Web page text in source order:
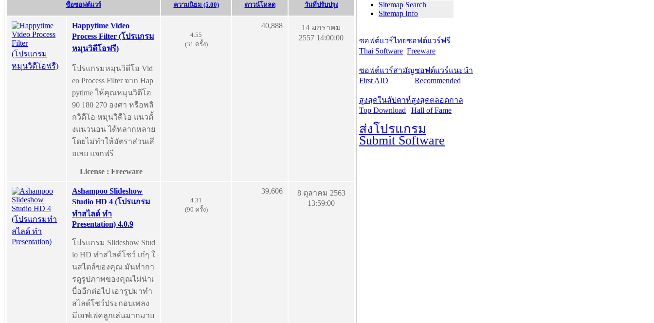
ชื่อซอฟต์แวร์ ความนิยม (5.00) ดาวน์โหลด วันที่ปรับปรุง
Happytime Video
Process Filter (โปรแกรม
หมุนวิดีโอฟรี)
โปรแกรมหมุนวิดีโอ Vid
eo Process Filter จาก Hap
pytime ให้คุณหมุนวิดีโอ
90 180 270 องศา หรือพลิ
กวิดีโอ หมุนวิดีโอ แนวตั้
งแนวนอน ได้หลากหลาย
โดยไม่ทำให้อัตราส่วนเสี
ยเลย แจกฟรี
License : Freeware
4.55
(31 ครั้ง)
40,888
14 มกราคม
2557 14:00:00
Ashampoo Slideshow
Studio HD 4 (โปรแกรม
ทำสไลด์ ทำ
Presentation) 4.0.9
โปรแกรม Slideshow Stud
io HD ทำสไลด์โชว์ เก๋ๆ ใ
นสไตล์ของคุณ มันทำกา
รดูรูปภาพของคุณไม่น่าเ
บื่ออีกต่อไป เอารูปมาทำ
สไลด์โชว์ประกอบเพลง
มีเอฟเฟคลูกเล่นมากมาย
4.31
(90 ครั้ง)
39,606
8 ตุลาคม 2563
13:59:00
Sitemap Search
Sitemap Info
ซอฟต์แวร์ไทย
Thai Software
ซอฟต์แวร์ฟรี
Freeware
ซอฟต์แวร์สามัญ
First AID
ซอฟต์แวร์แนะนำ
Recommended
สูงสุดในสัปดาห์
Top Download
สูงสุดตลอดกาล
Hall of Fame
ส่งโปรแกรม
Submit Software